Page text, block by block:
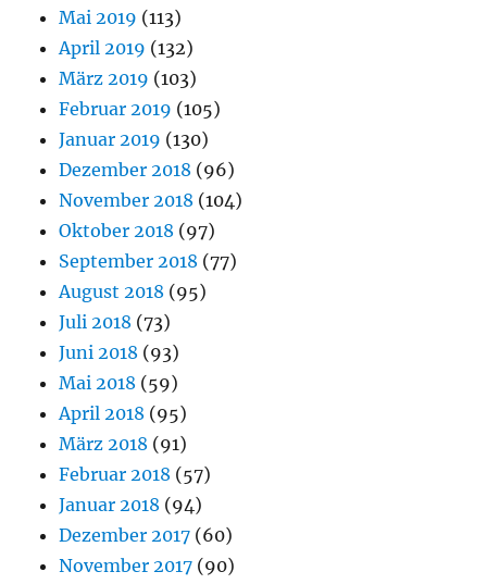
Mai 2019 (113)
April 2019 (132)
März 2019 (103)
Februar 2019 (105)
Januar 2019 (130)
Dezember 2018 (96)
November 2018 (104)
Oktober 2018 (97)
September 2018 (77)
August 2018 (95)
Juli 2018 (73)
Juni 2018 (93)
Mai 2018 (59)
April 2018 (95)
März 2018 (91)
Februar 2018 (57)
Januar 2018 (94)
Dezember 2017 (60)
November 2017 (90)